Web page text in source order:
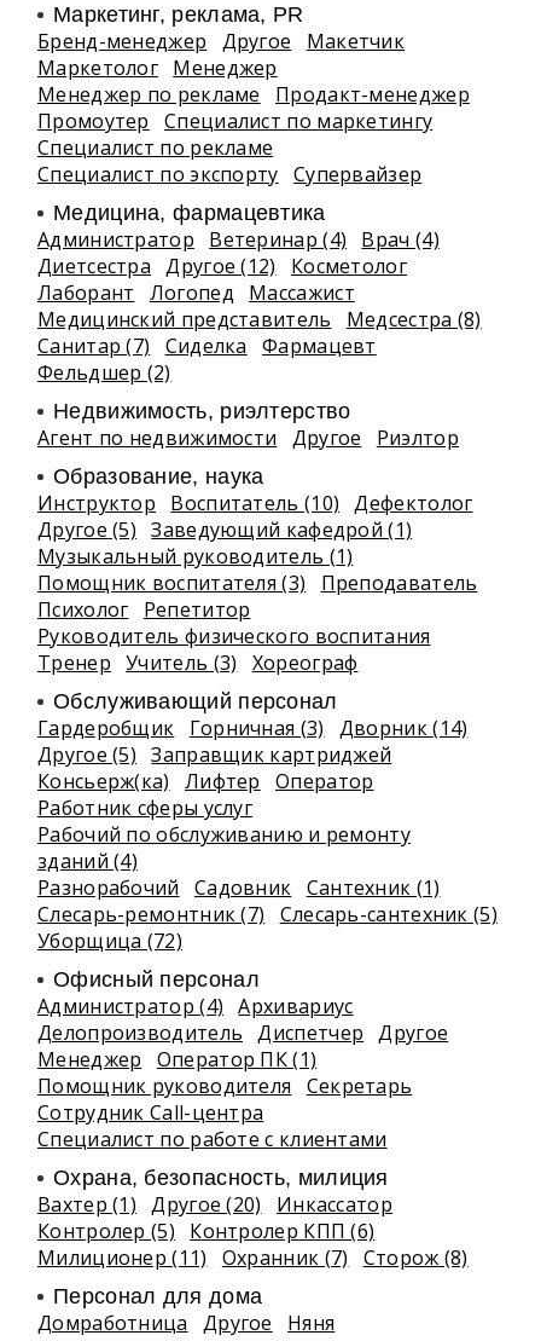
Маркетинг, реклама, PR
Бренд-менеджер Другое
Макетчик
Маркетолог Менеджер
Менеджер по рекламе
Продакт-менеджер
Промоутер
Специалист по маркетингу
Специалист по рекламе
Специалист по экспорту Супервайзер
Медицина, фармацевтика
Администратор Ветеринар (4)
Врач (4)
Диетсестра
Другое (12)
Косметолог
Лаборант
Логопед
Массажист
Медицинский представитель
Медсестра (8)
Санитар (7)
Сиделка
Фармацевт
Фельдшер (2)
Недвижимость, риэлтeрство
Агент по недвижимости Другое Риэлтор
Образование, наука
Инструктор Воспитатель (10)
Дефектолог
Другое (5)
Заведующий кафедрой (1)
Музыкальный руководитель (1)
Помощник воспитателя (3)
Преподаватель
Психолог
Репетитор
Руководитель физического воспитания
Тренер Учитель (3) Хореограф
Обслуживающий персонал
Гардеробщик Горничная (3)
Дворник (14)
Другое (5)
Заправщик картриджей
Консьерж(ка)
Лифтер
Оператор
Работник сферы услуг
Рабочий по обслуживанию и ремонту
зданий (4)
Разнорабочий
Садовник Сантехник (1)
Слесарь-ремонтник (7)
Слесарь-сантехник (5)
Уборщица (72)
Офисный персонал
Администратор (4)
Архивариус
Делопроизводитель
Диспетчер
Другое
Менеджер
Оператор ПК (1)
Помощник руководителя
Секретарь
Сотрудник Call-центра
Специалист по работе с клиентами
Охрана, безопасность, милиция
Вахтер (1) Другое (20)
Инкассатор
Контролер (5)
Контролер КПП (6)
Милиционер (11)
Охранник (7) Сторож (8)
Персонал для дома
Домработница Другое
Няня